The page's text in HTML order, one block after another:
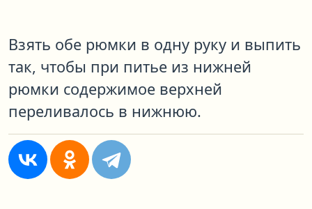
Взять обе рюмки в одну руку и выпить
так, чтобы при питье из нижней
рюмки содержимое верхней
переливалось в нижнюю.